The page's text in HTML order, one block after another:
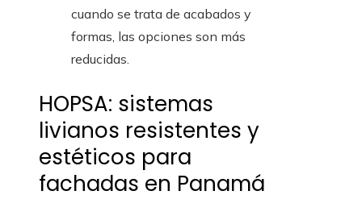
cuando se trata de acabados y
formas, las opciones son más
reducidas.
HOPSA: sistemas
livianos resistentes y
estéticos para
fachadas en Panamá